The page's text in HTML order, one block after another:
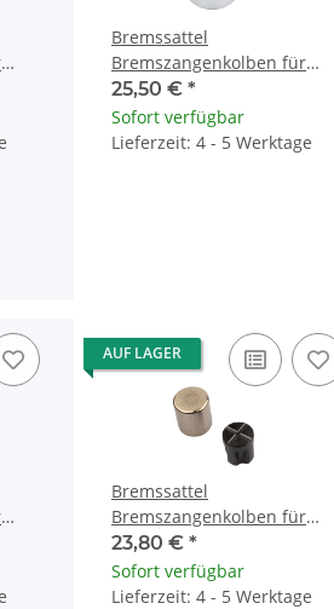
Bremssattel
Bremszangenkolben für
Honda CX 500 CB 750 900
GL1000 45107-410-006
25,50 € *
Sofort verfügbar
Lieferzeit: 4 - 5 Werktage
AUF LAGER
Bremssattel
Bremszangenkolben für
Kawasaki GTR 1000 ZX-10
1000 Suzuki GSX 1100
23,80 € *
Sofort verfügbar
Lieferzeit: 4 - 5 Werktage